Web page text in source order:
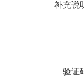
补充说
验证